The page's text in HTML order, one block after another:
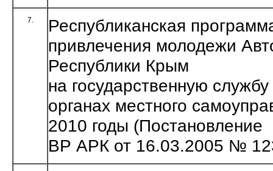
7.
Республиканская
привлечения молодежи
Республики Крым
на государственную
органах местного
2010 годы (Постановление
ВР АРК от 16.03.2005 №